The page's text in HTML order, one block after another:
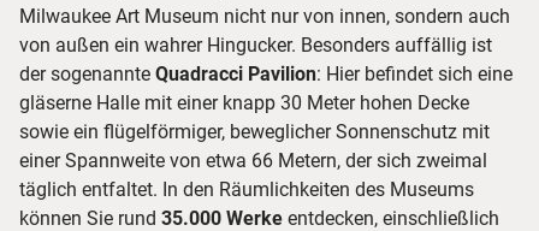
Milwaukee Art Museum nicht nur von innen, sondern auch
von außen ein wahrer Hingucker. Besonders auffällig ist
der sogenannte Quadracci Pavilion: Hier befindet sich eine
gläserne Halle mit einer knapp 30 Meter hohen Decke
sowie ein flügelförmiger, beweglicher Sonnenschutz mit
einer Spannweite von etwa 66 Metern, der sich zweimal
täglich entfaltet. In den Räumlichkeiten des Museums
können Sie rund 35.000 Werke entdecken, einschließlich